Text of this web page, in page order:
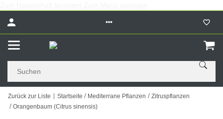
Zurück zur Liste Startseite Mediterrane Pflanzen
Zitruspflanzen
Orangenbaum (Citrus sinensis)